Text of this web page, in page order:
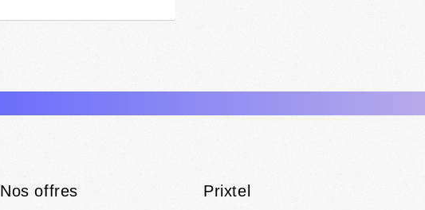
Nos offres Prixtel